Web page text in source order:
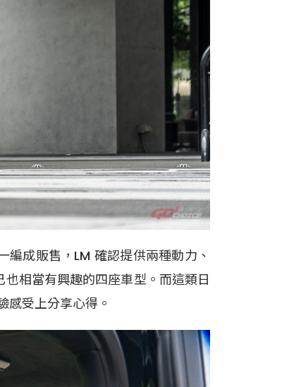
成販售，LM 確認提供兩種動力、
相當有興趣的四座車型。而這類日
受上分享心得。